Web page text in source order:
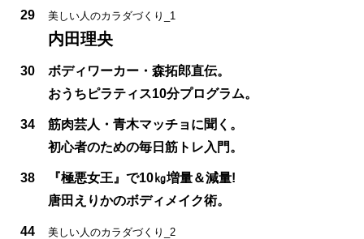
29 美しい人のカラダづくり_1
内田理央
30
ボディワーカー・森拓郎直伝。
おうちピラティス10分プログラム。
34
筋肉芸人・青木マッチョに聞く。
初心者のための毎日筋トレ入門。
38
『極悪女王』で10㎏増量＆減量!
唐田えりかのボディメイク術。
44 美しい人のカラダづくり_2